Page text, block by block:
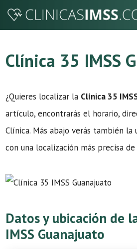
Saltar
Clínica 35 IMSS
¿Quieres localizar la Clínica 35
artículo, encontrarás el horario,
Clínica. Más abajo verás también la
con una localización más precisa de
Datos y ubicación de
IMSS Guanajuato